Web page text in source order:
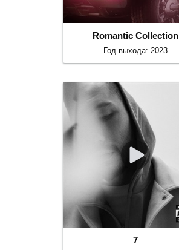
Romantic Collection
Год выхода: 2023
7